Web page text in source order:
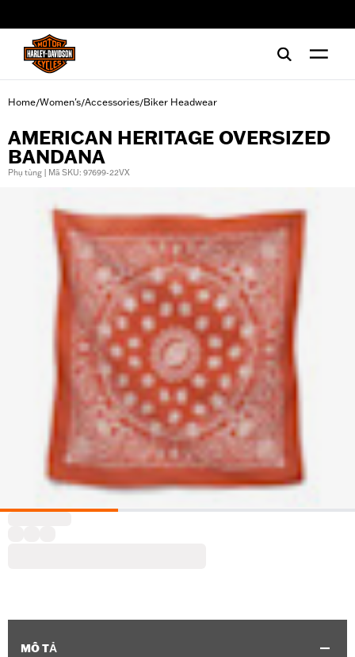
Home/Women's/Accessories/Biker Headwear
AMERICAN HERITAGE OVERSIZED
BANDANA
Phụ tùng | Mã SKU: 97699-22VX
MÔ TẢ